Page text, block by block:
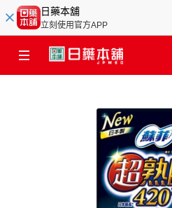
日藥本舖
立刻使用官方APP